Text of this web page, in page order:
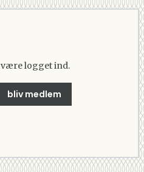
være logget ind.
bliv medlem